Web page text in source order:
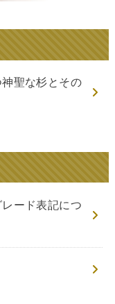
聖な杉とその
ード表記につ